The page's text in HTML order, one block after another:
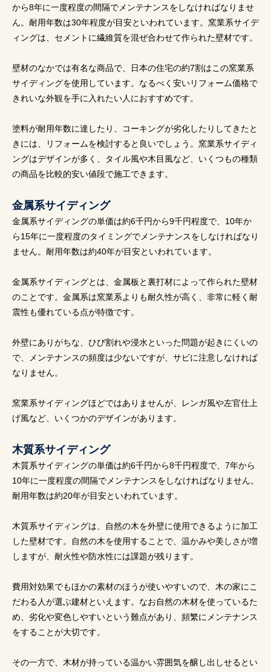
から8年に一度程度の間隔でメンテナンスをしなければなりませ
ん。耐用年数は30年程度が目安といわれています。窯業系サイデ
ィングは、セメントに繊維質を混ぜ合わせて作られた壁材です。
壁材のなかでは有名な商品で、日本の住宅の約7割はこの窯業系
サイディングを使用しています。なるべく安いリフォーム価格で
きれいな外観を手に入れたい人におすすめです。
塗料が耐用年数に達したり、コーキングが劣化したりしてきたと
きには、リフォームを検討すると良いでしょう。窯業系サイディ
ングはデザインが多く、タイル風や木目風など、いくつもの種類
の商品を比較的安い値段で施工できます。
金属系サイディング
金属系サイディングの単価は約6千円から9千円程度で、10年か
ら15年に一度程度のタイミングでメンテナンスをしなければなり
ません。耐用年数は約40年が目安といわれています。
金属系サイディングとは、金属板と裏打材によって作られた壁材
のことです。金属系は窯業系よりも耐久性が高く、非常に軽く耐
震性も優れている点が特徴です。
外壁にありがちな、ひび割れや浸水といった問題が起きにくいの
で、メンテナンスの頻度は少ないですが、サビに注意しなければ
なりません。
窯業系サイディングほどではありませんが、レンガ風や左官仕上
げ風など、いくつかのデザインがあります。
木質系サイディング
木質系サイディングの単価は約6千円から8千円程度で、7年から
10年に一度程度の間隔でメンテナンスをしなければなりません。
耐用年数は約20年が目安といわれています。
木質系サイディングは、自然の木を外壁に使用できるように加工
した壁材です。自然の木を使用することで、温かみや美しさが増
しますが、耐火性や防水性には課題が残ります。
費用対効果でもほかの素材のほうが使いやすいので、木の家にこ
だわる人が選ぶ建材といえます。なお自然の木材を使っているた
め、劣化や変色しやすいという難点があり、頻繁にメンテナンス
をすることが大切です。
その一方で、木材が持っている温かい雰囲気を醸し出しせるとい